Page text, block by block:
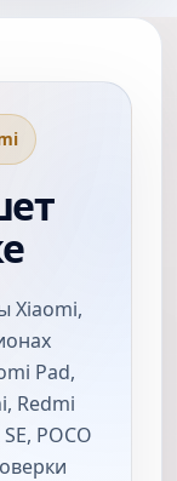
Xiaomi,
Pad,
Redmi
POCO